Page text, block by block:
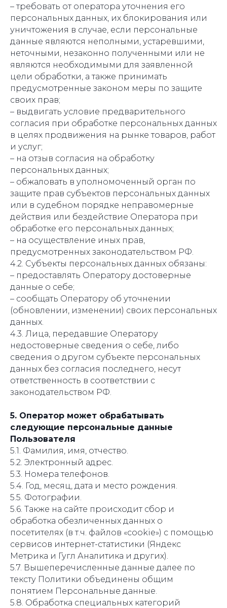
– требовать от оператора уточнения его
персональных данных, их блокирования или
уничтожения в случае, если персональные
данные являются неполными, устаревшими,
неточными, незаконно полученными или не
являются необходимыми для заявленной
цели обработки, а также принимать
предусмотренные законом меры по защите
своих прав;
– выдвигать условие предварительного
согласия при обработке персональных данных
в целях продвижения на рынке товаров, работ
и услуг;
– на отзыв согласия на обработку
персональных данных;
– обжаловать в уполномоченный орган по
защите прав субъектов персональных данных
или в судебном порядке неправомерные
действия или бездействие Оператора при
обработке его персональных данных;
– на осуществление иных прав,
предусмотренных законодательством РФ.
4.2. Субъекты персональных данных обязаны:
– предоставлять Оператору достоверные
данные о себе;
– сообщать Оператору об уточнении
(обновлении, изменении) своих персональных
данных.
4.3. Лица, передавшие Оператору
недостоверные сведения о себе, либо
сведения о другом субъекте персональных
данных без согласия последнего, несут
ответственность в соответствии с
законодательством РФ.
5. Оператор может обрабатывать
следующие персональные данные
Пользователя
5.1. Фамилия, имя, отчество.
5.2. Электронный адрес.
5.3. Номера телефонов.
5.4. Год, месяц, дата и место рождения.
5.5. Фотографии.
5.6. Также на сайте происходит сбор и
обработка обезличенных данных о
посетителях (в т.ч. файлов «cookie») с помощью
сервисов интернет-статистики (Яндекс
Метрика и Гугл Аналитика и других).
5.7. Вышеперечисленные данные далее по
тексту Политики объединены общим
понятием Персональные данные.
5.8. Обработка специальных категорий